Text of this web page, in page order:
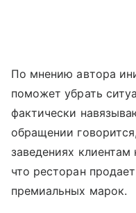
По мнению автора
поможет убрать
фактически
обращении
заведениях клиентам
что ресторан
премиальных марок.